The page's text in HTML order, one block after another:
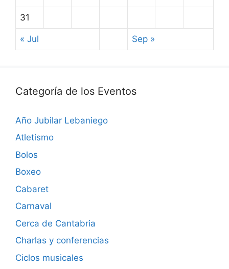
31
« Jul Sep »
Categoría de los Eventos
Año Jubilar Lebaniego
Atletismo
Bolos
Boxeo
Cabaret
Carnaval
Cerca de Cantabria
Charlas y conferencias
Ciclos musicales